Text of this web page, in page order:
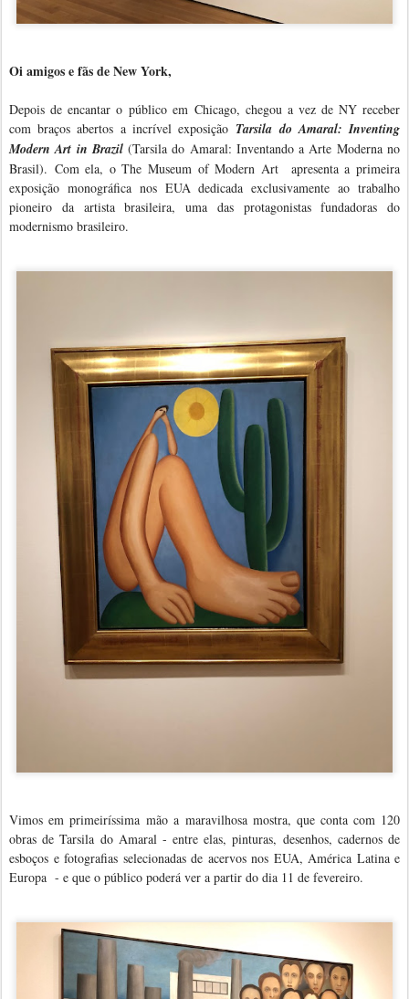
Oi amigos e fãs de New York,
Depois de encantar opúblico em Chicago, chegou a vez de NY receber
com braços abertos a incrível exposição Tarsila do Amaral: Inventing
Modern Art in Brazil(Tarsila do Amaral: Inventando a Arte Moderna no
Brasil). Com ela, o The Museum of Modern Art
apresenta a primeira
exposição monográfica nos EUA dedicada exclusivamente ao trabalho
pioneiro da artista brasileira, uma das protagonistas fundadoras do
modernismo brasileiro.
Vimos em primeiríssima mão a maravilhosa mostra, que conta com 120
obras de Tarsila do Amaral - entre elas, pinturas, desenhos, cadernos de
esboços e fotografias selecionadas de acervos nos EUA, América Latina e
Europa - e que o público poderá ver a partir do dia 11 de fevereiro.